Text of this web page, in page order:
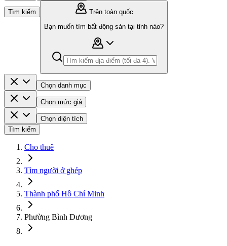
Tìm kiếm
Trên toàn quốc
Bạn muốn tìm bất động sản tại tỉnh nào?
Chọn danh mục
Chọn mức giá
Chọn diện tích
Tìm kiếm
Cho thuê
Tìm người ở ghép
Thành phố Hồ Chí Minh
Phường Bình Dương